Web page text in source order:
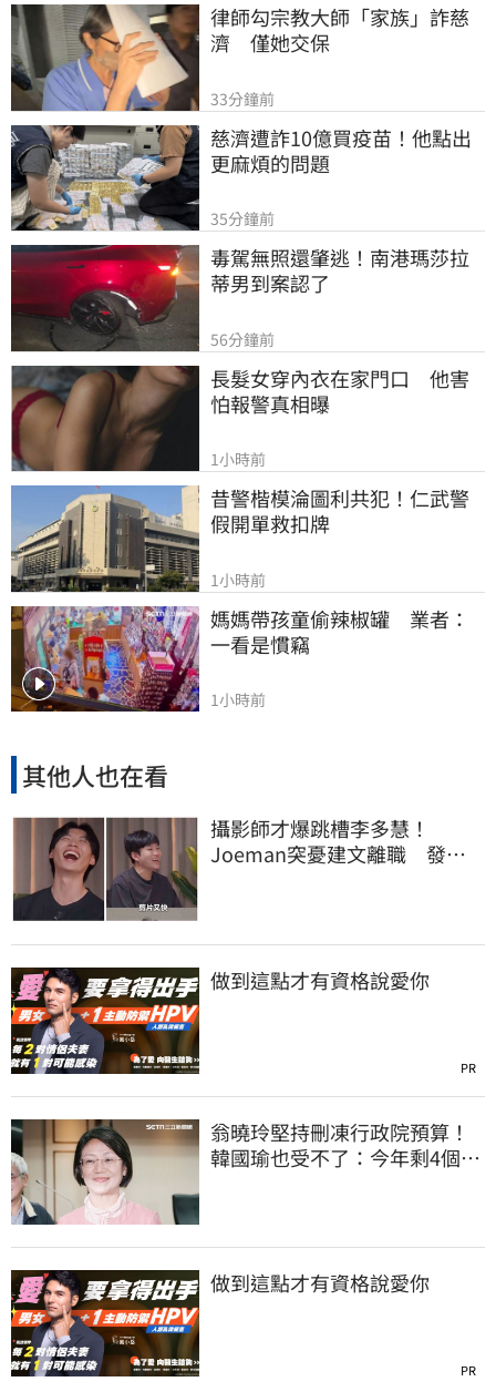
律師勾宗教大師「家族」詐慈
濟　僅她交保
33分鐘前
慈濟遭詐10億買疫苗！他點出
更麻煩的問題
35分鐘前
毒駕無照還肇逃！南港瑪莎拉
蒂男到案認了
56分鐘前
長髮女穿內衣在家門口　他害
怕報警真相曝
1小時前
昔警楷模淪圖利共犯！仁武警
假開單救扣牌
1小時前
媽媽帶孩童偷辣椒罐　業者：
一看是慣竊
1小時前
其他人也在看
攝影師才爆跳槽李多慧！
Joeman突憂建文離職 發聲
做到這點才有資格說愛你
PR
翁曉玲堅持刪凍行政院預算！
韓國瑜也受不了：今年剩4個月
做到這點才有資格說愛你
PR